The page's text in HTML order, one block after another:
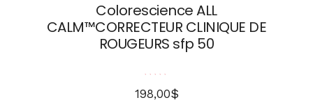
Colorescience ALL
CALM™CORRECTEUR CLINIQUE DE
ROUGEURS sfp 50
198,00$